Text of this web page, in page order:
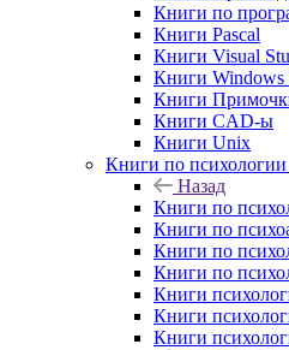
Книги по
Книги Pascal
Книги Visual
Книги Windows
Книги
Книги CAD-ы
Книги Unix
Книги по психологии
Назад
Книги по
Книги по
Книги по
Книги по
Книги
Книги
Книги